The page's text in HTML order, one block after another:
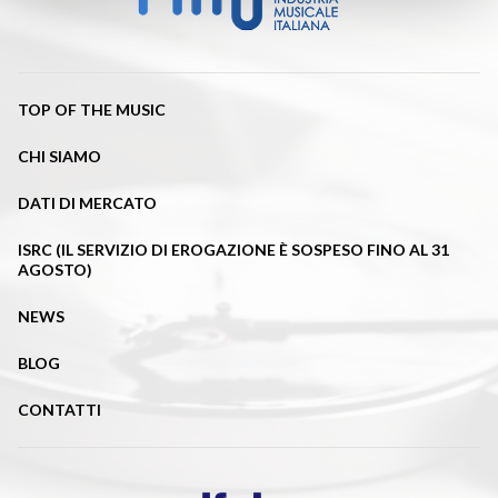
TOP OF THE MUSIC
CHI SIAMO
DATI DI MERCATO
ISRC (IL SERVIZIO DI EROGAZIONE È SOSPESO FINO AL 31
AGOSTO)
NEWS
BLOG
CONTATTI